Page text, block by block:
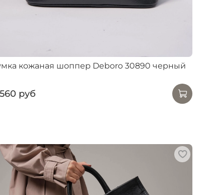
кожаная шоппер Deboro 30890 черный
руб